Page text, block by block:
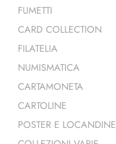
FUMETTI
CARD COLLECTION
FILATELIA
NUMISMATICA
CARTAMONETA
CARTOLINE
POSTER E LOCANDINE